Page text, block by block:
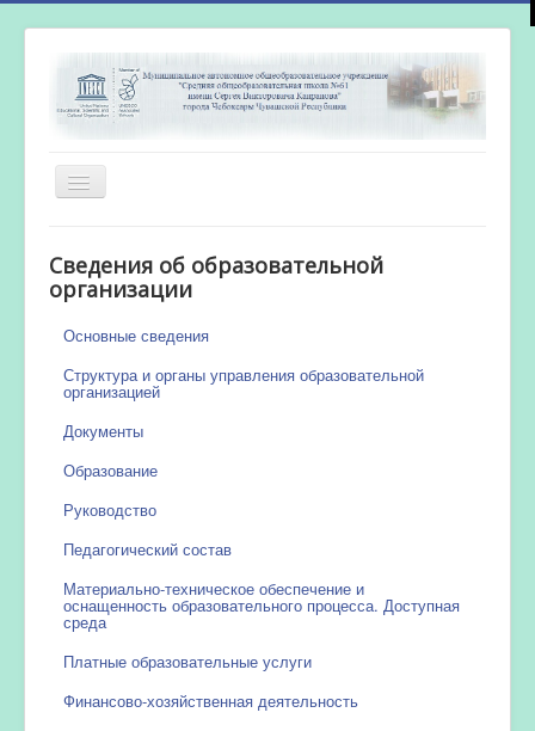
Включить/
выключить
Новости
Сведения об образовательной
организации
Основные сведения
Структура и органы управления образовательной
организацией
Документы
Образование
Руководство
Педагогический состав
Материально-техническое обеспечение и
оснащенность образовательного процесса. Доступная
среда
Платные образовательные услуги
Финансово-хозяйственная деятельность